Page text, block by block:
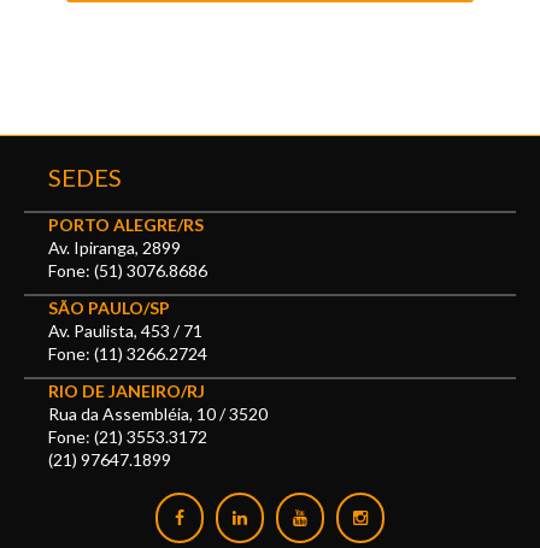
SEDES
PORTO ALEGRE/RS
Av. Ipiranga, 2899
Fone: (51) 3076.8686
SÃO PAULO/SP
Av. Paulista, 453 / 71
Fone: (11) 3266.2724
RIO DE JANEIRO/RJ
Rua da Assembléia, 10 / 3520
Fone: (21) 3553.3172
(21) 97647.1899